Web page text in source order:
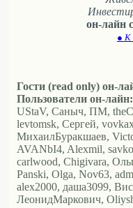
он-лайн
● К
Гости (read only) он-
Пользователи он-лайн:
UStaV, Саныч, ПМ,
levtomsk, Сергей,
МихаилБуракшаев,
AVANbI4, Alexmil,
carlwood, Chigivara,
Panski, Olga, Nov63,
alex2000, даша3099,
ЛеонидМаркович,